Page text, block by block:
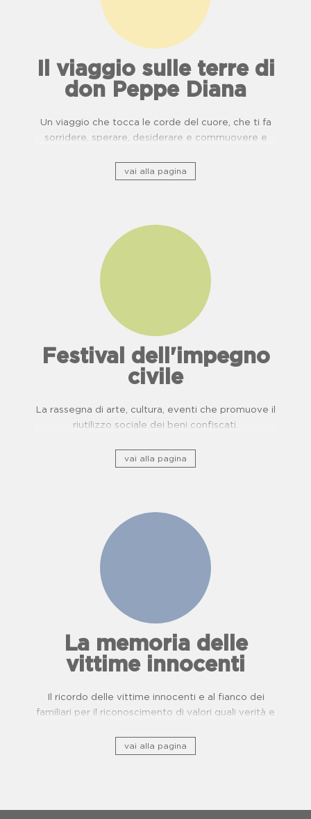
Il viaggio sulle terre di
don Peppe Diana
Un viaggio che tocca le corde del cuore, che ti fa
sorridere, sperare, desiderare e commuovere e
di usanze, cucina e buone pratiche.
vai alla pagina
Festival dell'impegno
civile
La rassegna di arte, cultura, eventi che promuove il
riutilizzo sociale dei beni confiscati.
vai alla pagina
La memoria delle
vittime innocenti
Il ricordo delle vittime innocenti e al fianco dei
familiari per il riconoscimento di valori quali verità e
vai alla pagina